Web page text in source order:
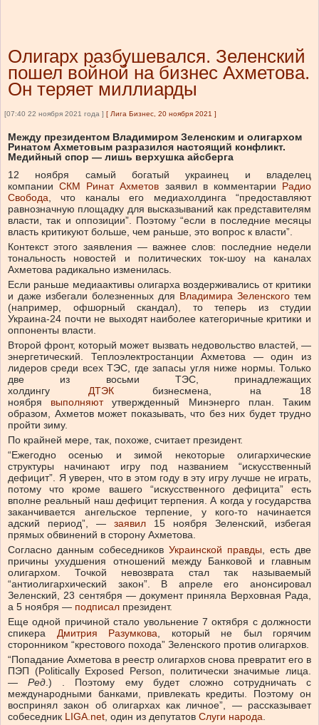
Олигарх разбушевался. Зеленский
пошел войной на бизнес Ахметова.
Он теряет миллиарды
[07:40 22 ноября 2021 года ] [ Лига Бизнес, 20 ноября 2021 ]
Между президентом Владимиром Зеленским и олигархом
Ринатом Ахметовым разразился настоящий конфликт.
Медийный спор — лишь верхушка айсберга
12 ноября самый богатый украинец и владелец
компанииСКМ Ринат Ахметов заявил в комментарии Радио
Свобода, что каналы его медиахолдинга “предоставляют
равнозначную площадку для высказываний как представителям
власти, так и оппозиции”. Поэтому “если в последние месяцы
власть критикуют больше, чем раньше, это вопрос к власти”.
Контекст этого заявления — важнее слов: последние недели
тональность новостей и политических ток-шоу на каналах
Ахметова радикально изменилась.
Если раньше медиаактивы олигарха воздерживались от критики
и даже избегали болезненных для Владимира Зеленского тем
(например, офшорный скандал), то теперь из студии
Украина-24 почти не выходят наиболее категоричные критики и
оппоненты власти.
Второй фронт, который может вызвать недовольство властей, —
энергетический. Теплоэлектростанции Ахметова — один из
лидеров среди всех ТЭС, где запасы угля ниже нормы. Только
две из восьми ТЭС, принадлежащих
холдингу ДТЭК бизнесмена, на 18
ноября выполняютутвержденный Минэнерго план. Таким
образом, Ахметов может показывать, что без них будет трудно
пройти зиму.
По крайней мере, так, похоже, считает президент.
“Ежегодно осенью и зимой некоторые олигархические
структуры начинают игру под названием “искусственный
дефицит”. Я уверен, что в этом году в эту игру лучше не играть,
потому что кроме вашего “искусственного дефицита” есть
вполне реальный наш дефицит терпения. А когда у государства
заканчивается ангельское терпение, у кого-то начинается
адский период”, — заявил 15 ноября Зеленский, избегая
прямых обвинений в сторону Ахметова.
Согласно данным собеседников Украинской правды, есть две
причины ухудшения отношений между Банковой и главным
олигархом. Точкой невозврата стал так называемый
“антиолигархический закон”. В апреле его анонсировал
Зеленский, 23 сентября — документ приняла Верховная Рада,
а 5 ноября — подписал президент.
Еще одной причиной стало увольнение 7 октября с должности
спикера Дмитрия Разумкова, который не был горячим
сторонником “крестового похода” Зеленского против олигархов.
“Попадание Ахметова в реестр олигархов снова превратит его в
ПЭП (Politically Exposed Person, политически значимые лица.
—Ред.) . Поэтому ему будет сложно сотрудничать с
международными банками, привлекать кредиты. Поэтому он
воспринял закон об олигархах как личное”, — рассказывает
собеседник LIGA.net, один из депутатов Слуги народа.